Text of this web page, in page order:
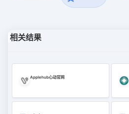
相关结果
Applehub心动官网